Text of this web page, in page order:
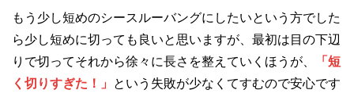
もう少し短めのシースルーバングにしたいという方でした
ら少し短めに切っても良いと思いますが、最初は目の下辺
りで切ってそれから徐々に長さを整えていくほうが、
「短
く切りすぎた！」
という失敗が少なくてすむので安心です